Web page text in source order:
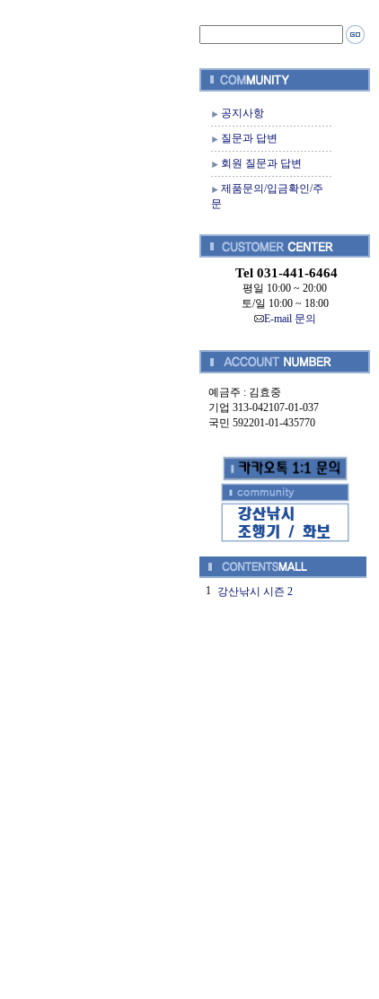
공지사항
질문과 답변
회원 질문과 답변
제품문의/입금확인/주
문
Tel 031-441-6464
평일 10:00 ~ 20:00
토/일 10:00 ~ 18:00
E-mail 문의
예금주 : 김효중
기업 313-042107-01-037
국민 592201-01-435770
1 강산낚시 시즌 2